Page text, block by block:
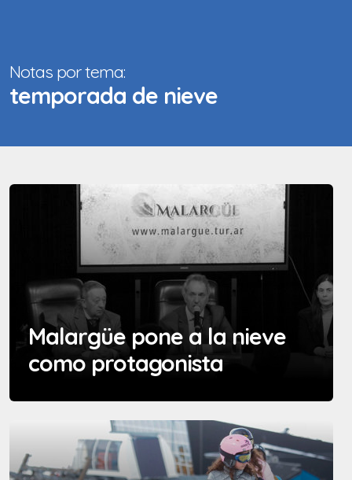
Notas por tema:
temporada de nieve
Malargüe pone a la nieve
como protagonista